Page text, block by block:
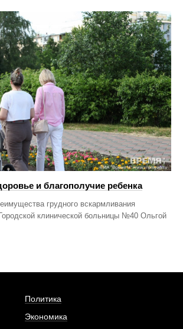
и благополучие ребенка
грудного вскармливания
клинической больницы №40 Ольгой
Политика
Экономика